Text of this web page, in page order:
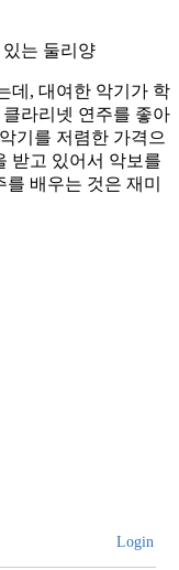
는 둘리양
데, 대여한 악기가 학
라리넷 연주를 좋아
기를 저렴한 가격으
받고 있어서 악보를
배우는 것은 재미
Login